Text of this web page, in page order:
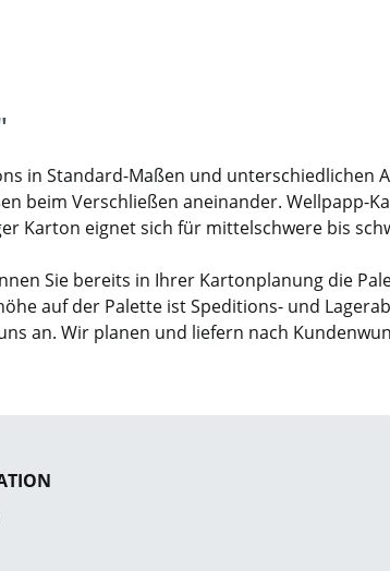
in Standard-Maßen und unterschiedlichen
beim Verschließen aneinander.
Karton eignet sich für mittelschwere bis
Sie bereits in Ihrer Kartonplanung die
auf der Palette ist Speditions- und
an. Wir planen und liefern nach